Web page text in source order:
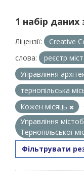
1 набір
Ліцензії: Creative
слова:
реєстр
Управління
тернопільська
Кожен місяць
Управління
Тернопільської
Фільтрувати